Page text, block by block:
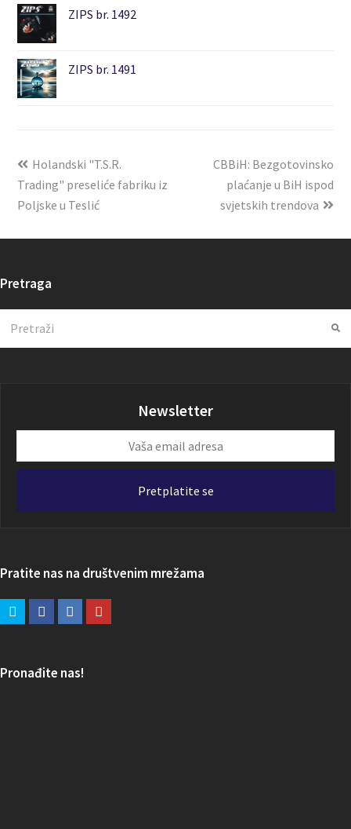
ZIPS br. 1492
ZIPS br. 1491
Holandski "T.S.R.
Trading" preseliće fabriku iz
Poljske u Teslić
CBBiH: Bezgotovinsko
plaćanje u BiH ispod
svjetskih trendova
Pretraga
Newsletter
email
Pretplatite se
Pratite nas na društvenim mrežama
Pronađite nas!